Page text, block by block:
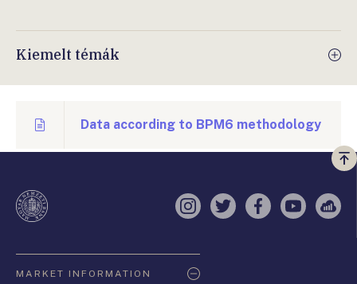
Kiemelt témák
Data according to BPM6 methodology
a
Instagram
TwitterFacebook
YouTube
MARKET INFORMATION